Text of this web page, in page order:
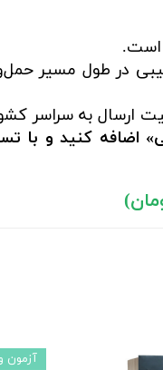
است.
در طول مسیر
ارسال به سراسر
استخدامی» اضافه کنید
آزمون